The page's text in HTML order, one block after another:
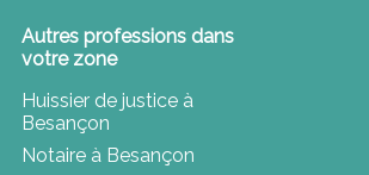
Autres professions dans
votre zone
Huissier de justice à
Besançon
Notaire à Besançon